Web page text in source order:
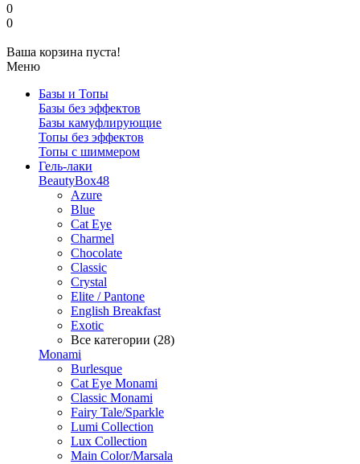
0
0
Ваша корзина пуста!
Меню
Базы и Топы
Базы без эффектов
Базы камуфлирующие
Топы без эффектов
Топы с шиммером
Гель-лаки
BeautyBox48
Azure
Blue
Cat Eye
Charmel
Chocolate
Classic
Crystal
Elite / Pantone
English Breakfast
Exotic
Все категории (28)
Monami
Burlesque
Cat Eye Monami
Classic Monami
Fairy Tale/Sparkle
Lumi Collection
Lux Collection
Main Color/Marsala